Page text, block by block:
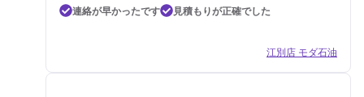
連絡が早かったです
見積もりが正確でした
江別店 モダ石油